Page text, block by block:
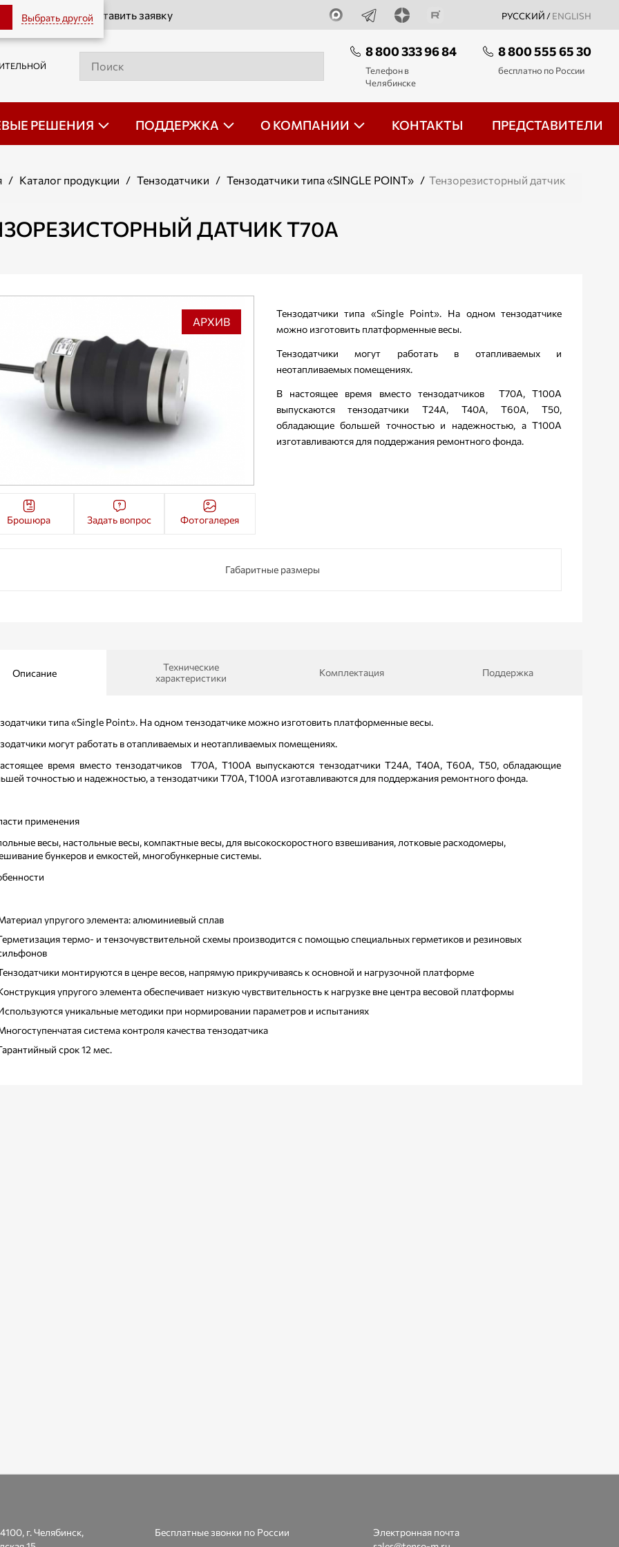
Выбрать другой РУССКИЙ / ENGLISH
Оставить заявку
8 800 333 96 84
Телефон в
Челябинске
8 800 555 65 30
бесплатно по России
РЕШЕНИЯ ПОДДЕРЖКА О КОМПАНИИ КОНТАКТЫ ПРЕДСТАВИТЕЛИ
/ Каталог продукции / Тензодатчики / Тензодатчики типа «SINGLE POINT» / Тензорезисторный датчик
ДАТЧИК Т70А
АРХИВ
Тензодатчики типа «Single Point». На одном тензодатчике
можно изготовить платформенные весы.
Тензодатчики могут работать в отапливаемых и
неотапливаемых помещениях.
В настоящее время вместо тензодатчиков Т70А, Т100А
выпускаются тензодатчики Т24А, Т40А, Т60А, Т50,
обладающие большей точностью и надежностью, а Т100А
изготавливаются для поддержания ремонтного фонда.
Брошюра Задать вопрос Фотогалерея
Габаритные размеры
Описание
Технические
характеристики
Комплектация Поддержка
типа «Single Point». На одном тензодатчике можно изготовить платформенные весы.
могут работать в отапливаемых и неотапливаемых помещениях.
время вместо тензодатчиков Т70А, Т100А выпускаются тензодатчики Т24А, Т40А, Т60А, Т50, обладающие
точностью и надежностью, а тензодатчики Т70А, Т100А изготавливаются для поддержания ремонтного фонда.
применения
весы, настольные весы, компактные весы, для высокоскоростного взвешивания, лотковые расходомеры,
бункеров и емкостей, многобункерные системы.
упругого элемента: алюминиевый сплав
термо- и тензочувствительной схемы производится с помощью специальных герметиков и резиновых
монтируются в ценре весов, напрямую прикручиваясь к основной и нагрузочной платформе
упругого элемента обеспечивает низкую чувствительность к нагрузке вне центра весовой платформы
уникальные методики при нормировании параметров и испытаниях
система контроля качества тензодатчика
срок 12 мес.
г. Челябинск,
Бесплатные звонки по России
Электронная почта